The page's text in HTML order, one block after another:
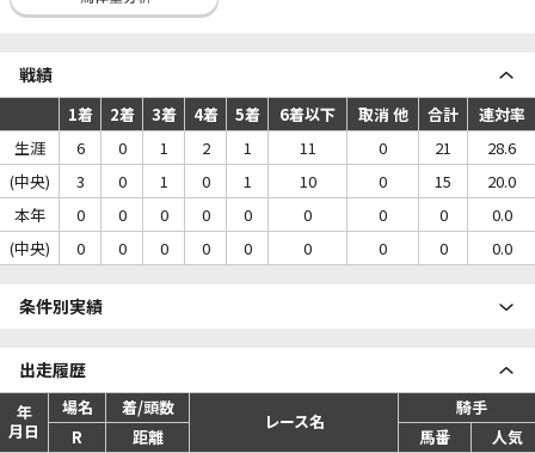
戦績
1着 2着 3着 4着 5着 6着以下 取消 他 合計
連対率
生涯
6 0 1 2 1 11 0 21
28.6
(中央)
3 0 1 0 1 10 0 15
20.0
本年
0 0 0 0 0 0 0 0
0.0
(中央)
0 0 0 0 0 0 0 0 0.0
条件別実績
出走履歴
年
月日
場名 着/頭数
レース名
騎手
R
距離 馬番
人気